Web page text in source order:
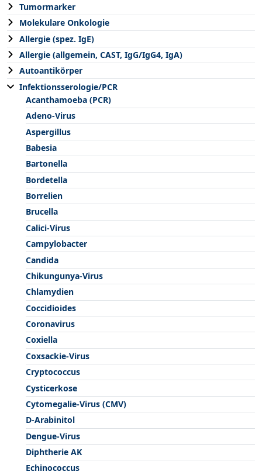
Tumormarker
Molekulare Onkologie
Allergie (spez. IgE)
Allergie (allgemein, CAST, IgG/IgG4, IgA)
Autoantikörper
Infektionsserologie/PCR
Acanthamoeba (PCR)
Adeno-Virus
Aspergillus
Babesia
Bartonella
Bordetella
Borrelien
Brucella
Calici-Virus
Campylobacter
Candida
Chikungunya-Virus
Chlamydien
Coccidioides
Coronavirus
Coxiella
Coxsackie-Virus
Cryptococcus
Cysticerkose
Cytomegalie-Virus (CMV)
D-Arabinitol
Dengue-Virus
Diphtherie AK
Echinococcus